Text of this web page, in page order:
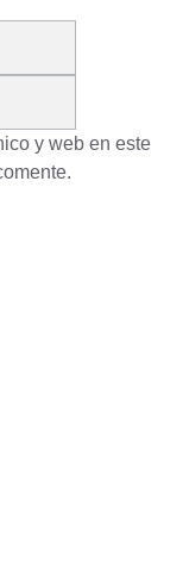
y web en este